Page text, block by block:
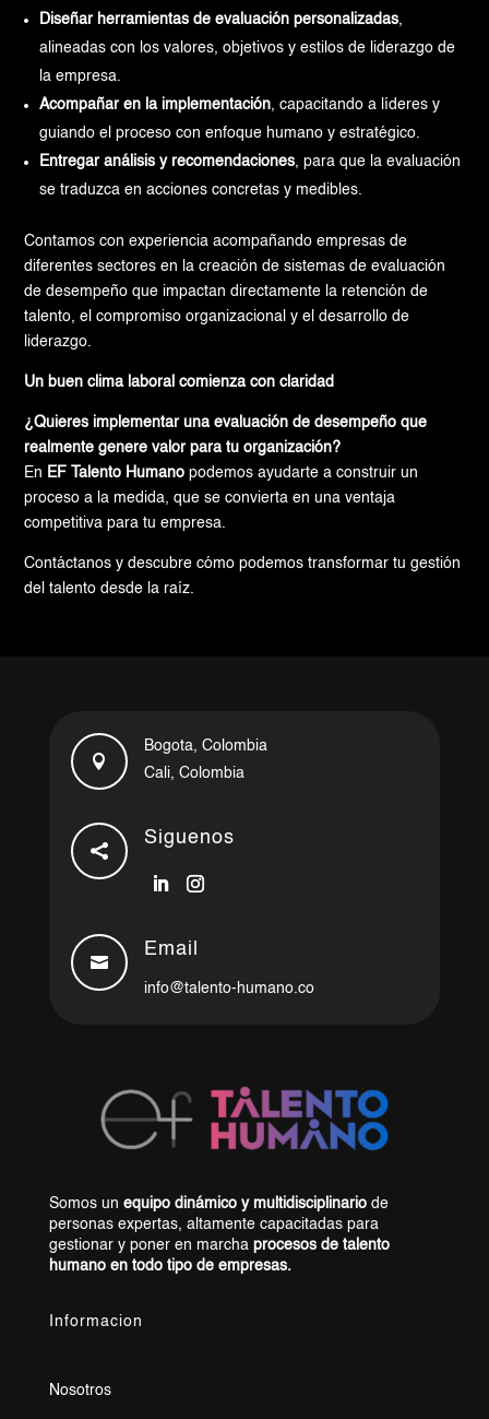
Diseñar herramientas de evaluación personalizadas,
alineadas con los valores, objetivos y estilos de liderazgo de
la empresa.
Acompañar en la implementación, capacitando a líderes y
guiando el proceso con enfoque humano y estratégico.
Entregar análisis y recomendaciones, para que la evaluación
se traduzca en acciones concretas y medibles.
Contamos con experiencia acompañando empresas de
diferentes sectores en la creación de sistemas de evaluación
de desempeño que impactan directamente la retención de
talento, el compromiso organizacional y el desarrollo de
liderazgo.
Un buen clima laboral comienza con claridad
¿Quieres implementar una evaluación de desempeño que
realmente genere valor para tu organización?
En EF Talento Humano podemos ayudarte a construir un
proceso a la medida, que se convierta en una ventaja
competitiva para tu empresa.
Contáctanos y descubre cómo podemos transformar tu gestión
del talento desde la raíz.

Bogota, Colombia
Cali, Colombia

Siguenos

Email
info@talento-humano.co
Somos un equipo dinámico y multidisciplinario de
personas expertas, altamente capacitadas para
gestionar y poner en marcha procesos de talento
humano en todo tipo de empresas.
Informacion
Nosotros